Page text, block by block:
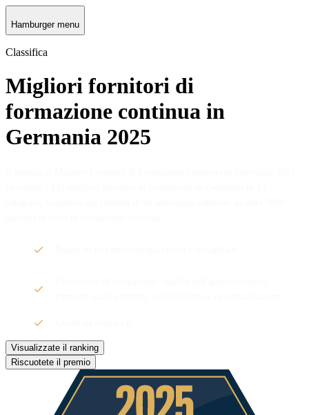
Hamburger menu
Classifica
Migliori fornitori di
formazione continua in
Germania 2025
Visualizzate il ranking
Riscuotete il premio